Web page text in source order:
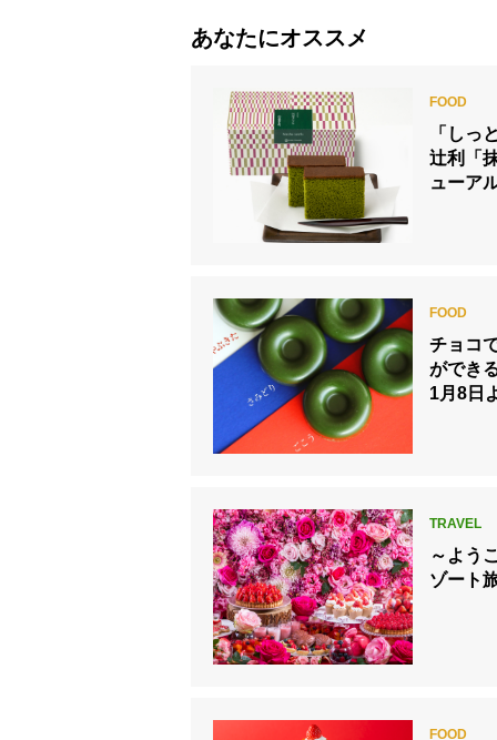
あなたにオススメ
「しっ
辻利「
ューア
チョコ
ができ
1月8日
～よう
ゾート